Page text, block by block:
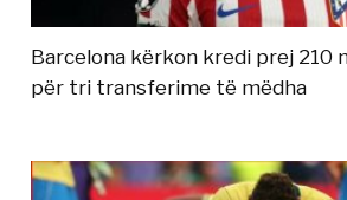
Barcelona kërkon kredi prej 210
për tri transferime të mëdha